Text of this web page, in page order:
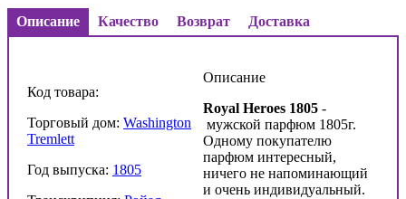
Описание Качество Возврат Доставка
Код товара:
Торговый дом: Washington
Tremlett
Год выпуска: 1805
Описание
Royal Heroes 1805 -
мужской парфюм 1805г.
Одному покупателю
парфюм интересный,
ничего не напоминающий
и очень индивидуальный.